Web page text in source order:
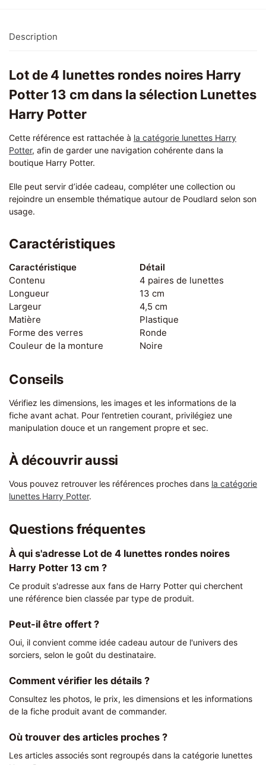
Description
Lot de 4 lunettes rondes noires Harry
Potter 13 cm dans la sélection Lunettes
Harry Potter
Cette référence est rattachée à la catégorie lunettes Harry
Potter, afin de garder une navigation cohérente dans la
boutique Harry Potter.
Elle peut servir d’idée cadeau, compléter une collection ou
rejoindre un ensemble thématique autour de Poudlard selon son
usage.
Caractéristiques
Caractéristique
Détail
Contenu
4 paires de lunettes
Longueur
13 cm
Largeur
4,5 cm
Matière
Plastique
Forme des verres
Ronde
Couleur de la monture
Noire
Conseils
Vérifiez les dimensions, les images et les informations de la
fiche avant achat. Pour l’entretien courant, privilégiez une
manipulation douce et un rangement propre et sec.
À découvrir aussi
Vous pouvez retrouver les références proches dans la catégorie
lunettes Harry Potter.
Questions fréquentes
À qui s'adresse Lot de 4 lunettes rondes noires
Harry Potter 13 cm ?
Ce produit s'adresse aux fans de Harry Potter qui cherchent
une référence bien classée par type de produit.
Peut-il être offert ?
Oui, il convient comme idée cadeau autour de l'univers des
sorciers, selon le goût du destinataire.
Comment vérifier les détails ?
Consultez les photos, le prix, les dimensions et les informations
de la fiche produit avant de commander.
Où trouver des articles proches ?
Les articles associés sont regroupés dans la catégorie lunettes